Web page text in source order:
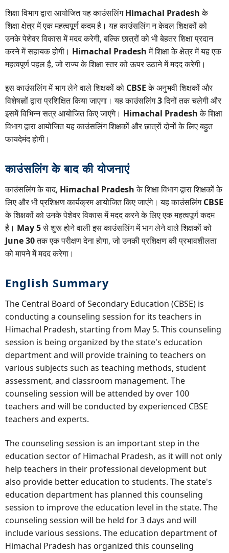
शिक्षा विभाग द्वारा आयोजित यह काउंसलिंगHimachal Pradeshके
शिक्षा क्षेत्र में एक महत्वपूर्ण कदम है। यह काउंसलिंग न केवल शिक्षकों को
उनके पेशेवर विकास में मदद करेगी, बल्कि छात्रों को भी बेहतर शिक्षा प्रदान
करने में सहायक होगी। Himachal Pradeshमें शिक्षा के क्षेत्र में यह एक
महत्वपूर्ण पहल है, जो राज्य के शिक्षा स्तर को ऊपर उठाने में मदद करेगी।
इस काउंसलिंग में भाग लेने वाले शिक्षकों को CBSEके अनुभवी शिक्षकों और
विशेषज्ञों द्वारा प्रशिक्षित किया जाएगा। यह काउंसलिंग3दिनों तक चलेगी और
इसमें विभिन्न सत्र आयोजित किए जाएंगे। Himachal Pradeshके शिक्षा
विभाग द्वारा आयोजित यह काउंसलिंग शिक्षकों और छात्रों दोनों के लिए बहुत
फायदेमंद होगी।
काउंसलिंग के बाद की योजनाएं
काउंसलिंग के बाद, Himachal Pradeshके शिक्षा विभाग द्वारा शिक्षकों के
लिए और भी प्रशिक्षण कार्यक्रम आयोजित किए जाएंगे। यह काउंसलिंगCBSE
के शिक्षकों को उनके पेशेवर विकास में मदद करने के लिए एक महत्वपूर्ण कदम
है। May 5से शुरू होने वाली इस काउंसलिंग में भाग लेने वाले शिक्षकों को
June 30तक एक परीक्षण देना होगा, जो उनकी प्रशिक्षण की प्रभावशीलता
को मापने में मदद करेगा।
English Summary
The Central Board of Secondary Education (CBSE) is
conducting a counseling session for its teachers in
Himachal Pradesh, starting from May 5. This counseling
session is being organized by the state's education
department and will provide training to teachers on
various subjects such as teaching methods, student
assessment, and classroom management. The
counseling session will be attended by over 100
teachers and will be conducted by experienced CBSE
teachers and experts.
The counseling session is an important step in the
education sector of Himachal Pradesh, as it will not only
help teachers in their professional development but
also provide better education to students. The state's
education department has planned this counseling
session to improve the education level in the state. The
counseling session will be held for 3 days and will
include various sessions. The education department of
Himachal Pradesh has organized this counseling